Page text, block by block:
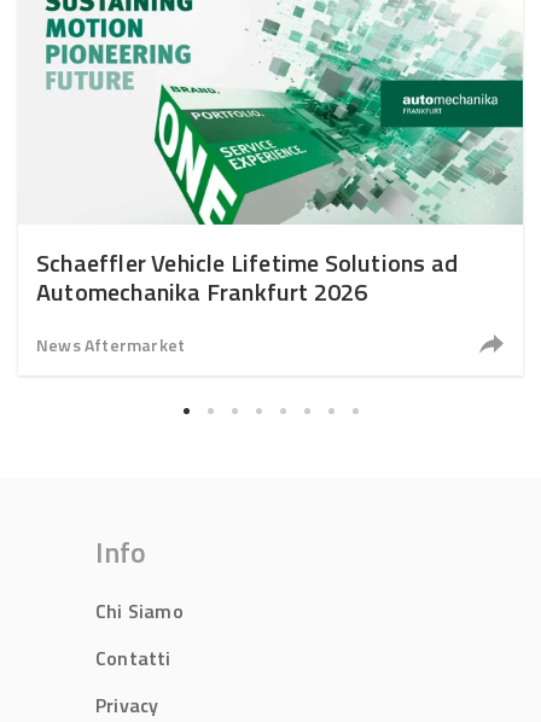
Schaeffler Vehicle Lifetime Solutions ad
Automechanika Frankfurt 2026
News Aftermarket
Info
Chi Siamo
Contatti
Privacy